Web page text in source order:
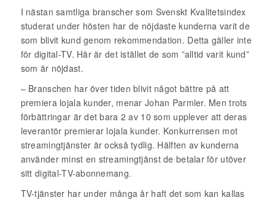
I nästan samtliga branscher som Svenskt Kvalitetsindex
studerat under hösten har de nöjdaste kunderna varit de
som blivit kund genom rekommendation. Detta gäller inte
för digital-TV. Här är det istället de som ”alltid varit kund”
som är nöjdast.
– Branschen har över tiden blivit något bättre på att
premiera lojala kunder, menar Johan Parmler. Men trots
förbättringar är det bara 2 av 10 som upplever att deras
leverantör premierar lojala kunder. Konkurrensen mot
streamingtjänster är också tydlig. Hälften av kunderna
använder minst en streamingtjänst de betalar för utöver
sitt digital-TV-abonnemang.
TV-tjänster har under många år haft det som kan kallas